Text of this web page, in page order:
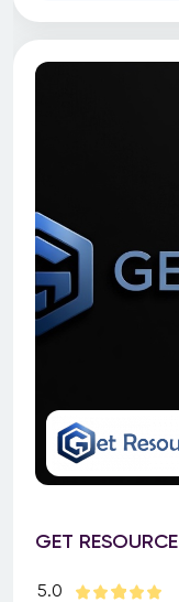
GET RESOURCE
5.0